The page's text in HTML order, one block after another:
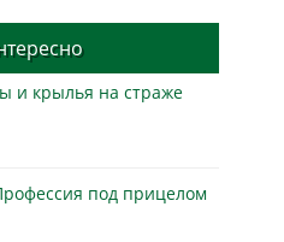
и крылья на страже
под прицелом